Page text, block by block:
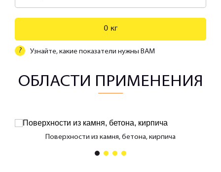
? Узнайте, какие показатели нужны ВАМ
0 кг
ОБЛАСТИ ПРИМЕНЕНИЯ
Поверхности из камня, бетона, кирпича
1 2 3 4